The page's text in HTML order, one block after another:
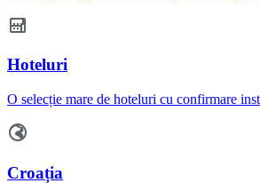
Hoteluri
O selecție mare de hoteluri cu confirmare
Croația